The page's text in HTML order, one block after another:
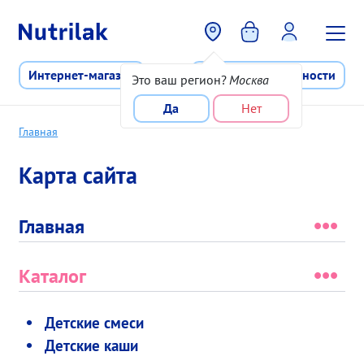
Это ваш регион? Москва
Да
Нет
Интернет-магазин Программа лояльности
Главная
Карта сайта
Главная
Каталог
Детские смеси
Детские каши